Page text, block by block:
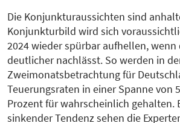
Die Konjunkturaussichten sind
Konjunkturbild wird sich
2024 wieder spürbar aufhellen, wenn
deutlicher nachlässt. So werden in
Zweimonatsbetrachtung für
Teuerungsraten in einer Spanne von
Prozent für wahrscheinlich gehalten.
sinkender Tendenz sehen die